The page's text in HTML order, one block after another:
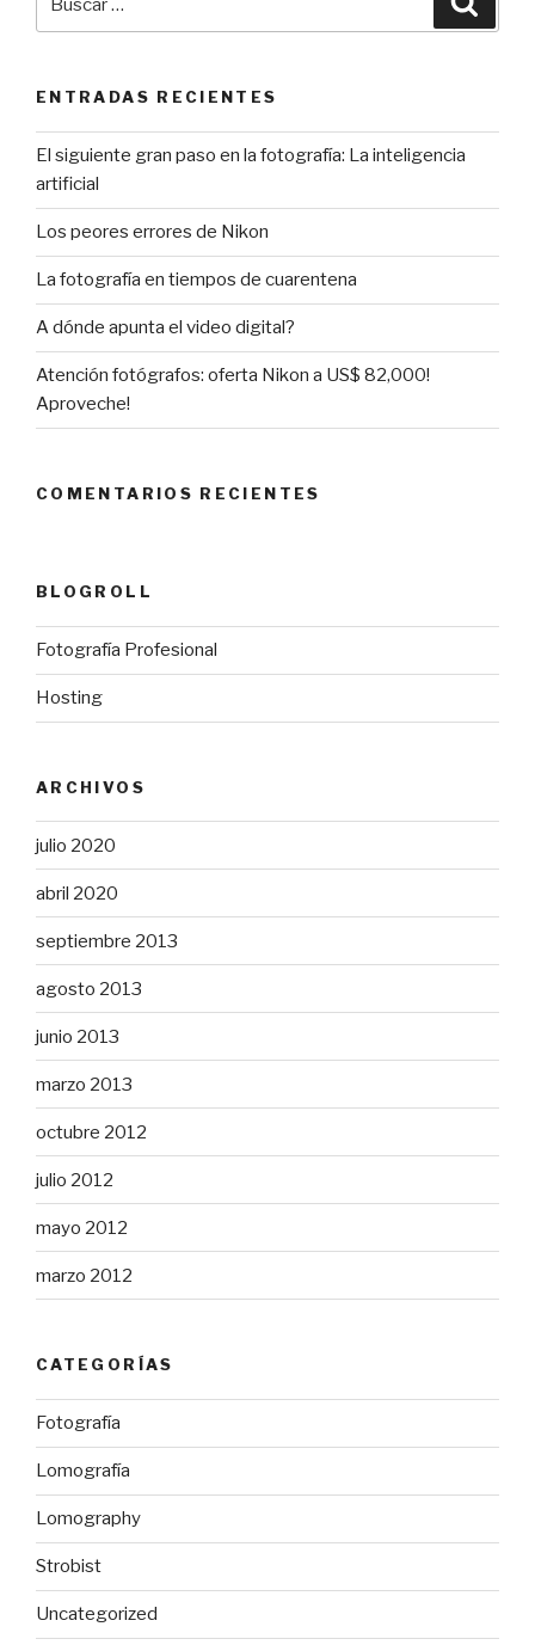
por:
ENTRADAS RECIENTES
El siguiente gran paso en la fotografía: La inteligencia
artificial
Los peores errores de Nikon
La fotografía en tiempos de cuarentena
A dónde apunta el video digital?
Atención fotógrafos: oferta Nikon a US$ 82,000!
Aproveche!
COMENTARIOS RECIENTES
BLOGROLL
Fotografía Profesional
Hosting
ARCHIVOS
julio 2020
abril 2020
septiembre 2013
agosto 2013
junio 2013
marzo 2013
octubre 2012
julio 2012
mayo 2012
marzo 2012
CATEGORÍAS
Fotografía
Lomografía
Lomography
Strobist
Uncategorized